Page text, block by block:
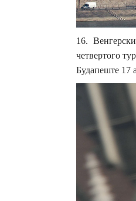
16.
четвертого
Будапеште 17